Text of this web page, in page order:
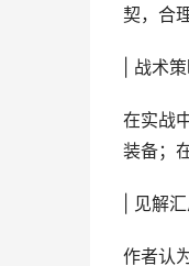
契，合
| 战术
在实战
装备；
| 见解
作者认